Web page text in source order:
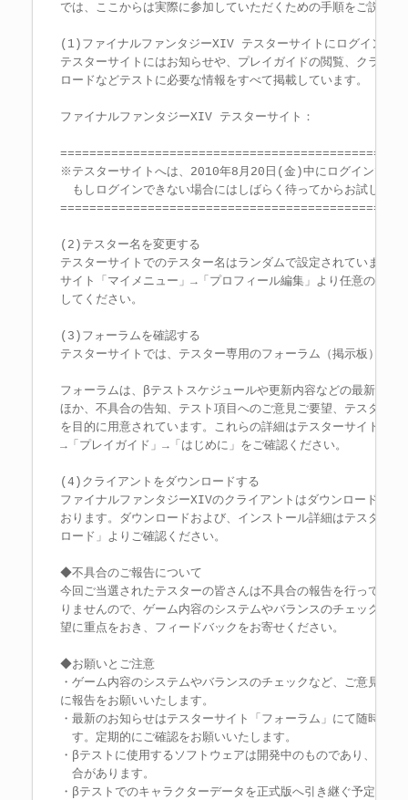
では、ここからは実際に参加していただくための手順をご説明い
(1)ファイナルファンタジーXIV テスターサイトにログインする
テスターサイトにはお知らせや、プレイガイドの閲覧、クライア
ロードなどテストに必要な情報をすべて掲載しています。
ファイナルファンタジーXIV テスターサイト：
※テスターサイトへは、2010年8月20日(金)中にログインでき
もしログインできない場合にはしばらく待ってからお試しくだ
(2)テスター名を変更する
テスターサイトでのテスター名はランダムで設定されていますの
サイト「マイメニュー」→「プロフィール編集」より任意のテス
してください。
(3)フォーラムを確認する
テスターサイトでは、テスター専用のフォーラム（掲示板）を用
フォーラムは、βテストスケジュールや更新内容などの最新情報
ほか、不具合の告知、テスト項目へのご意見ご要望、テスター同
を目的に用意されています。これらの詳細はテスターサイト「フ
→「プレイガイド」→「はじめに」をご確認ください。
(4)クライアントをダウンロードする
ファイナルファンタジーXIVのクライアントはダウンロードによ
おります。ダウンロードおよび、インストール詳細はテスターサ
ロード」よりご確認ください。
◆不具合のご報告について
今回ご当選されたテスターの皆さんは不具合の報告を行っていた
りませんので、ゲーム内容のシステムやバランスのチェックなど
望に重点をおき、フィードバックをお寄せください。
◆お願いとご注意
・ゲーム内容のシステムやバランスのチェックなど、ご意見やご
に報告をお願いいたします。
・最新のお知らせはテスターサイト「フォーラム」にて随時お知
す。定期的にご確認をお願いいたします。
・βテストに使用するソフトウェアは開発中のものであり、製品
合があります。
・βテストでのキャラクターデータを正式版へ引き継ぐ予定はあ